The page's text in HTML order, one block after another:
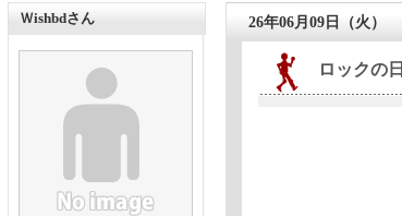
Ｗishbdさん 26年06月09日（火）
ロックの日